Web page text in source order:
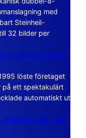
med
Steinheil-
32 bilder per
vecklade ut sina
löste företaget
på ett spektakulärt
automatiskt ut
BASIC och GFA